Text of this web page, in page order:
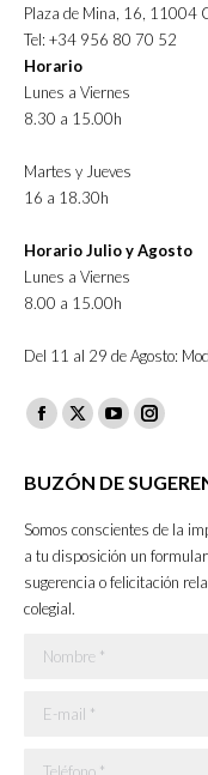
Plaza de Mina, 16, 11004
Tel: +34 956 80 70 52
Horario
Lunes a Viernes
8.30 a 15.00h
Martes y Jueves
16 a 18.30h
Horario Julio y Agosto
Lunes a Viernes
8.00 a 15.00h
Del 11 al 29 de Agosto:
Facebook
opens
new
window
X
opens
new
window
YouTube
opens
new
window
Instagram
opens
in
new
window
BUZÓN DE
Somos conscientes de la
a tu disposición un
sugerencia o felicitación
colegial.
Nombre *
E-mail *
Teléfono *